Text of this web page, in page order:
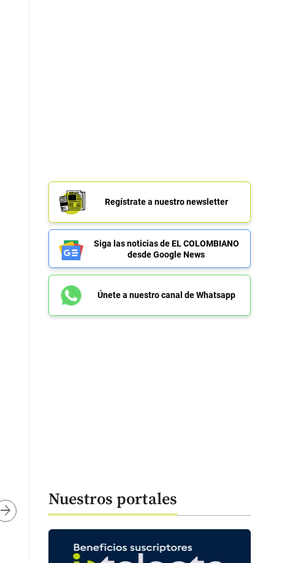
arrow_forward
Regístrate a nuestro newsletter
Siga las noticias de EL COLOMBIANO
desde Google News
Únete a nuestro canal de Whatsapp
Nuestros portales